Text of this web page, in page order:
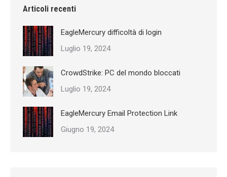
Articoli recenti
EagleMercury difficoltà di login
Luglio 19, 2024
CrowdStrike: PC del mondo bloccati
Luglio 19, 2024
EagleMercury Email Protection Link
Giugno 19, 2024